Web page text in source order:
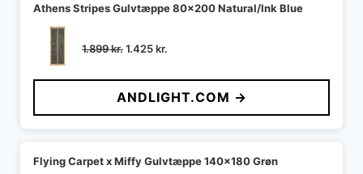
Athens Stripes Gulvtæppe 80x200 Natural/Ink Blue
1.899kr.Den
pris
var:
1.899 kr..
1.425kr.
pris
er:
1.425 kr..
ANDLIGHT.COM →
Flying Carpet x Miffy Gulvtæppe 140x180 Grøn